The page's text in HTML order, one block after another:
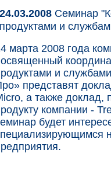
24.03.2008 Семинар
продуктами и
марта 2008 года
и
представят
а также
компании -
будет